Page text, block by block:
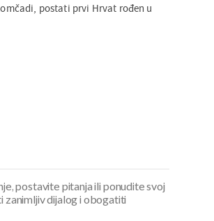
postati prvi Hrvat rođen u
postavite pitanja ili ponudite svoj
dijalog i obogatiti